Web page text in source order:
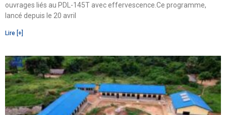
ouvrages liés au PDL-145T avec effervescence.Ce programme,
lancé depuis le 20 avril
Lire [+]